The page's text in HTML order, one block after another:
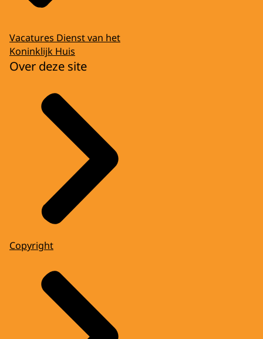
Vacatures Dienst van het
Koninklijk Huis
Over deze site
Copyright